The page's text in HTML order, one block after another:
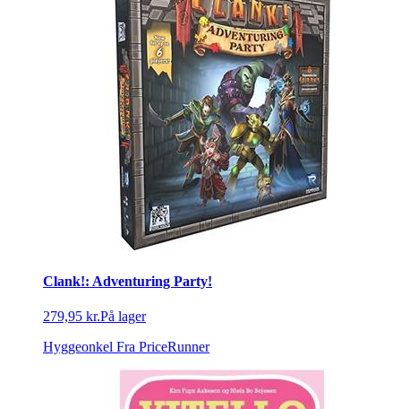
Clank!: Adventuring Party!
279,95 kr.På lager
Hyggeonkel Fra PriceRunner